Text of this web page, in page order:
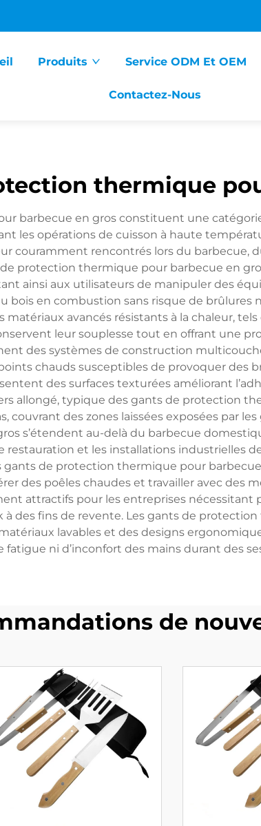
Produits Service ODM Et OEM
Contactez-Nous
thermique
barbecue en gros constituent une
les opérations de cuisson à haute
couramment rencontrés lors du barbecue,
protection thermique pour barbecue en
ainsi aux utilisateurs de manipuler des
bois en combustion sans risque de
avancés résistants à la chaleur,
leur souplesse tout en offrant une
des systèmes de construction
chauds susceptibles de provoquer des
des surfaces texturées améliorant
allongé, typique des gants de protection
couvrant des zones laissées exposées par
s’étendent au-delà du barbecue
et les installations industrielles
de protection thermique pour
des poêles chaudes et travailler avec des
attractifs pour les entreprises nécessitant
des fins de revente. Les gants de
lavables et des designs
fatigue ni d’inconfort des mains durant des
de